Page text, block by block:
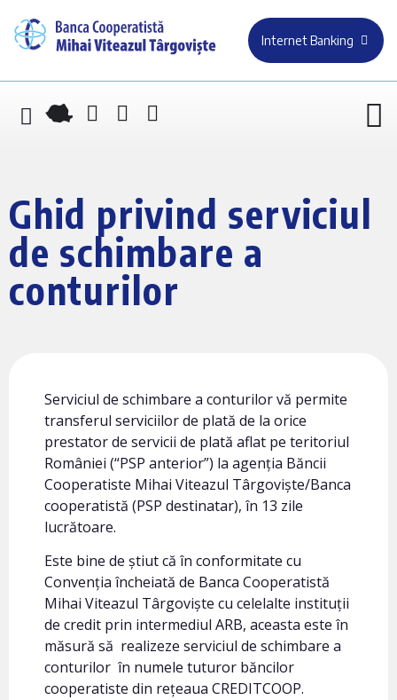
Internet Banking
Ghid privind serviciul
de schimbare a
conturilor
Serviciul de schimbare a conturilor vă permite
transferul serviciilor de plată de la orice
prestator de servicii de plată aflat pe teritoriul
României (“PSP anterior”) la agenția Băncii
Cooperatiste Mihai Viteazul Târgoviște/Banca
cooperatistă (PSP destinatar), în 13 zile
lucrătoare.
Este bine de știut că în conformitate cu
Convenția încheiată de Banca Cooperatistă
Mihai Viteazul Târgoviște cu celelalte instituții
de credit prin intermediul ARB, aceasta este în
măsură să realizeze serviciul de schimbare a
conturilor în numele tuturor băncilor
cooperatiste din rețeaua CREDITCOOP.